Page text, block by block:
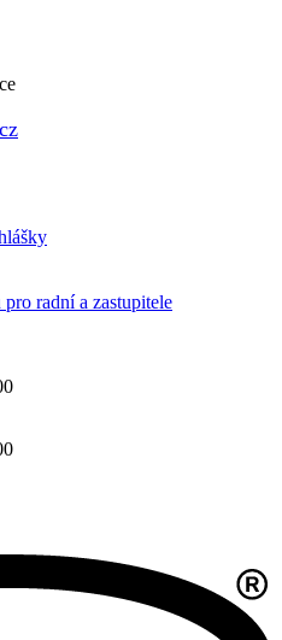
radní a zastupitele